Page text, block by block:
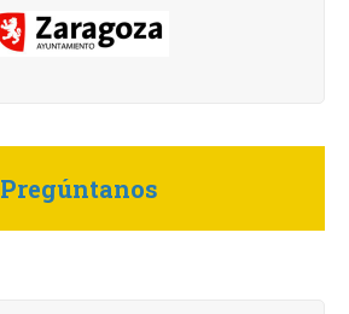
Pregúntanos